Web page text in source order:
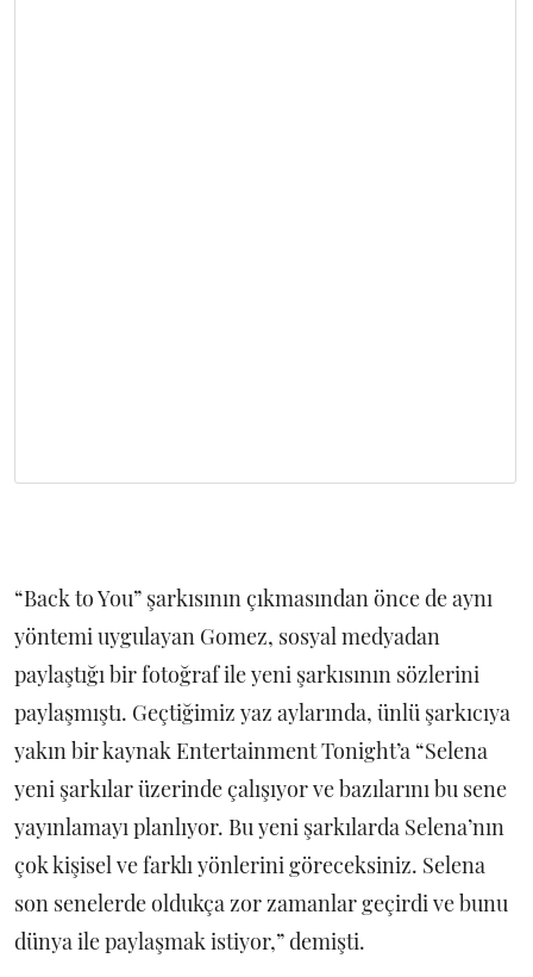
“Back to You” şarkısının çıkmasından önce de aynı
yöntemi uygulayan Gomez, sosyal medyadan
paylaştığı bir fotoğraf ile yeni şarkısının sözlerini
paylaşmıştı. Geçtiğimiz yaz aylarında, ünlü şarkıcıya
yakın bir kaynak Entertainment Tonight’a “Selena
yeni şarkılar üzerinde çalışıyor ve bazılarını bu sene
yayınlamayı planlıyor. Bu yeni şarkılarda Selena’nın
çok kişisel ve farklı yönlerini göreceksiniz. Selena
son senelerde oldukça zor zamanlar geçirdi ve bunu
dünya ile paylaşmak istiyor,” demişti.